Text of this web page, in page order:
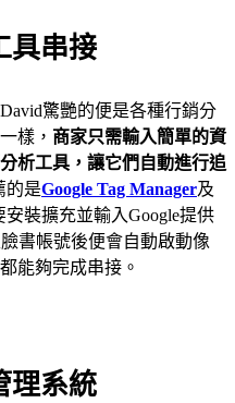
具串接
驚艷的便是各種行銷分
樣， 商家只需輸入簡單的資
析工具，讓它們自動進行追
的是Google Tag Manager及
裝擴充並輸入Google提供
書帳號後便會自動啟動像
能夠完成串接。
理系統